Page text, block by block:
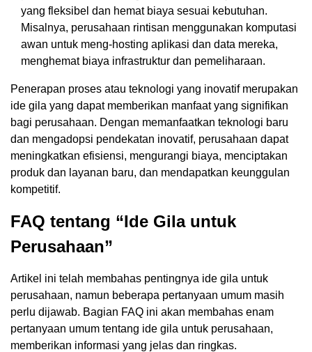
yang fleksibel dan hemat biaya sesuai kebutuhan.
Misalnya, perusahaan rintisan menggunakan komputasi
awan untuk meng-hosting aplikasi dan data mereka,
menghemat biaya infrastruktur dan pemeliharaan.
Penerapan proses atau teknologi yang inovatif merupakan
ide gila yang dapat memberikan manfaat yang signifikan
bagi perusahaan. Dengan memanfaatkan teknologi baru
dan mengadopsi pendekatan inovatif, perusahaan dapat
meningkatkan efisiensi, mengurangi biaya, menciptakan
produk dan layanan baru, dan mendapatkan keunggulan
kompetitif.
FAQ tentang “Ide Gila untuk
Perusahaan”
Artikel ini telah membahas pentingnya ide gila untuk
perusahaan, namun beberapa pertanyaan umum masih
perlu dijawab. Bagian FAQ ini akan membahas enam
pertanyaan umum tentang ide gila untuk perusahaan,
memberikan informasi yang jelas dan ringkas.